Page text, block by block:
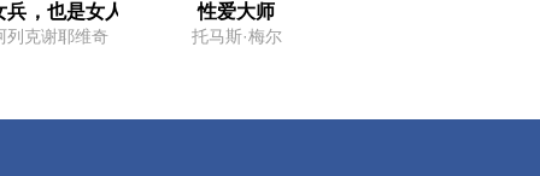
兵，也是女人
列克谢耶维奇
性爱大师
托马斯·梅尔